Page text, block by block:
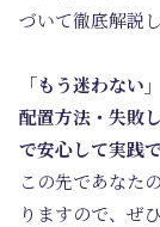
づいて徹底解説し
「もう迷わない
配置方法・失敗
で安心して実践で
この先であなた
りますので、ぜ